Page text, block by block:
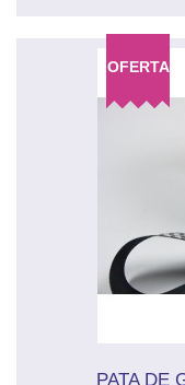
OFERTA
PATA DE